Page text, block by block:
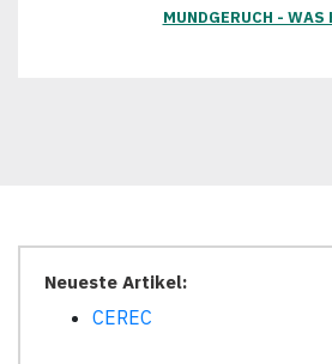
MUNDGERUCH - WAS
Neueste Artikel:
CEREC